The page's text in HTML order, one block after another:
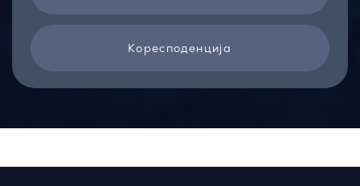
Kоресподенција